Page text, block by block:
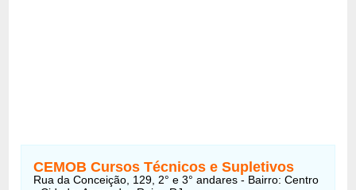
CEMOB Cursos Técnicos e Supletivos
Rua da Conceição, 129, 2° e 3° andares - Bairro: Centro